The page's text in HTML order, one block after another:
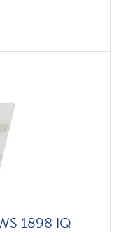
1898 IQ